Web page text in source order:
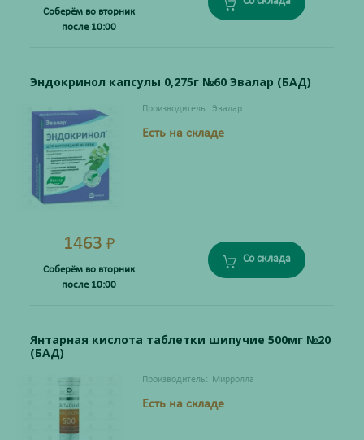
Соберём во вторник
после 10:00
Эндокринол капсулы 0,275г №60 Эвалар (БАД)
Производитель: Эвалар
Есть на складе
1463 ₽
Соберём во вторник
после 10:00
Со склада
Янтарная кислота таблетки шипучие 500мг №20
(БАД)
Производитель: Мирролла
Есть на складе